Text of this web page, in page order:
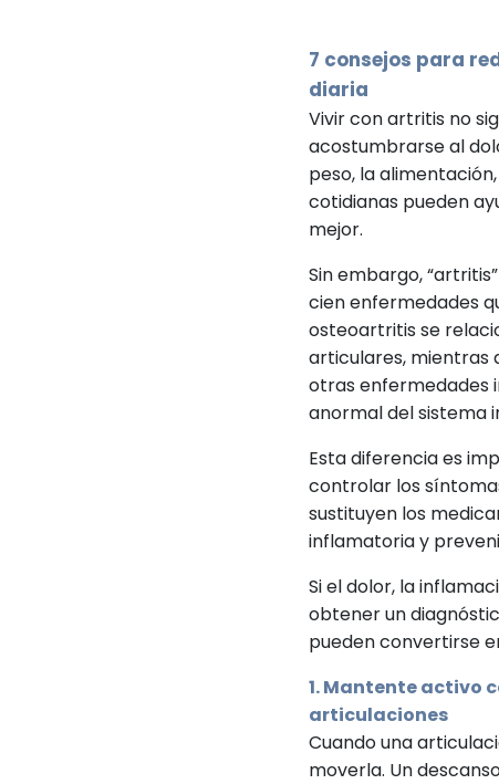
7 consejos para
diaria
Vivir con artritis no
acostumbrarse al
peso, la
cotidianas pueden
mejor.
Sin embargo,
cien enfermedades
osteoartritis se
articulares, mientras
otras enfermedades
anormal del sistema
Esta diferencia es
controlar los
sustituyen los
inflamatoria y
Si el dolor, la
obtener un
pueden convertirse
1. Mantente activo
articulaciones
Cuando una
moverla. Un